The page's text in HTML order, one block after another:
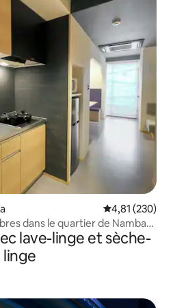
Évaluation
4,81 (230)
dans le quartier de Namba
lave-linge et sèche-
linge